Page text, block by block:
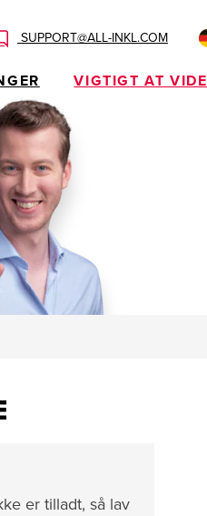
SUPPORT@ALL-INKL.COM
VIGTIGT AT VIDE
er tilladt, så lav